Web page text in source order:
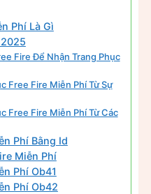
Phí Là Gì
Fire Để Nhận Trang Phục
Free Fire Miễn Phí Từ Sự
Free Fire Miễn Phí Từ Các
Phí Bằng Id
Miễn Phí
Phí Ob41
Phí Ob42